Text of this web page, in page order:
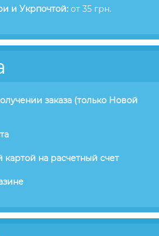
и Укрпочтой: от 35 грн.
заказа (только Новой
на расчетный счет